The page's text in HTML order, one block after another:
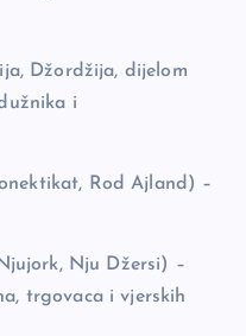
Džordžija, dijelom
i
Rod Ajland) –
Nju Džersi) –
trgovaca i vjerskih